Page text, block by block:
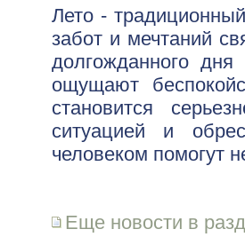
Лето -
забот и мечтаний
долгожданного
ощущают
становится
ситуацией и
человеком помогут
Еще новости в